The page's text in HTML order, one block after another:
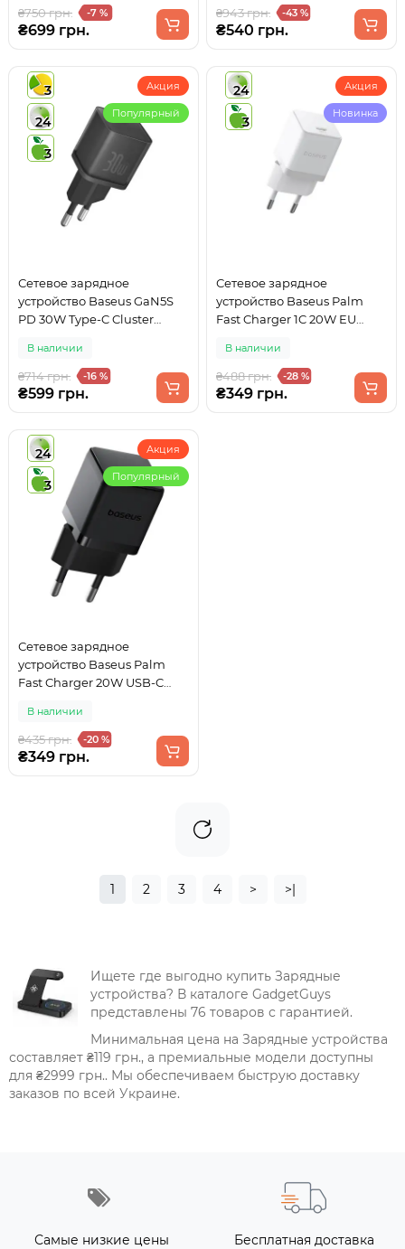
₴750 грн. -7 %
₴699 грн.
₴943 грн. -43 %
₴540 грн.
3
24
3
Акция
Популярный
Сетевое зарядное
устройство Baseus GaN5S
PD 30W Type-C Cluster
В наличии
₴714 грн. -16 %
₴599 грн.
24
3
Акция
Новинка
Сетевое зарядное
устройство Baseus Palm
Fast Charger 1C 20W EU
В наличии
₴488 грн. -28 %
₴349 грн.
24
3
Акция
Популярный
Сетевое зарядное
устройство Baseus Palm
Fast Charger 20W USB-C
В наличии
₴435 грн. -20 %
₴349 грн.
1 2 3 4 > >|
Ищете где выгодно купить Зарядные
устройства? В каталоге GadgetGuys
представлены 76 товаров с гарантией.
Минимальная цена на Зарядные устройства
составляет ₴119 грн., а премиальные модели доступны
для ₴2999 грн.. Мы обеспечиваем быструю доставку
заказов по всей Украине.
Самые низкие цены
Бесплатная доставка